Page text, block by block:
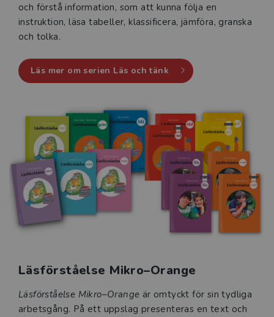
och förstå information, som att kunna följa en
instruktion, läsa tabeller, klassificera, jämföra, granska
och tolka.
Läs mer om serien Läs och tänk
Läsförståelse Mikro–Orange
Läsförståelse Mikro–Orange är omtyckt för sin tydliga
arbetsgång. På ett uppslag presenteras en text och